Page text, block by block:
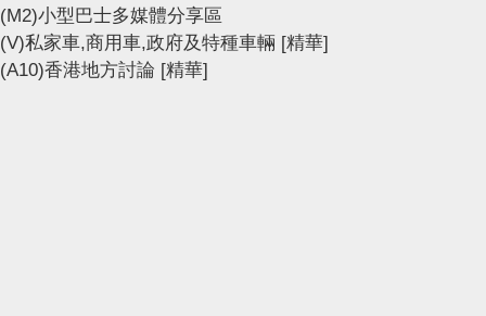
(M2)小型巴士多媒體分享區
(V)私家車,商用車,政府及特種車輛 [精華]
(A10)香港地方討論 [精華]